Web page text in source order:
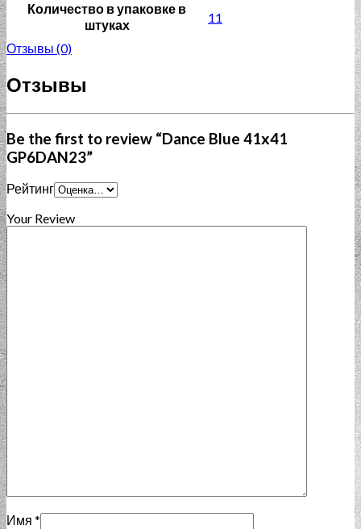
Количество в упаковке в
штуках
11
Отзывы (0)
Отзывы
Be the first to review “Dance Blue 41х41
GP6DAN23”
Рейтинг
Your Review
Имя *